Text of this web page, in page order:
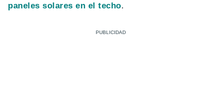
paneles solares en el techo.